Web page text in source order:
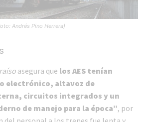
Andrés Pino Herrera)
asegura que los AES tenían
electrónico, altavoz de
circuitos integrados y un
de manejo para la época”, por